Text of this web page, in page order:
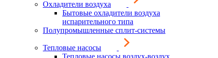
Охладители воздуха
Бытовые охладители воздуха
испарительного типа
Полупромышленные сплит-системы
Тепловые насосы
Тепловые насосы воздух-воздух